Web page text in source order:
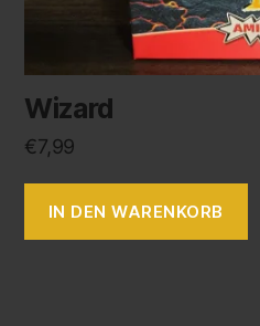
Wizard
€7,99
IN DEN WARENKORB